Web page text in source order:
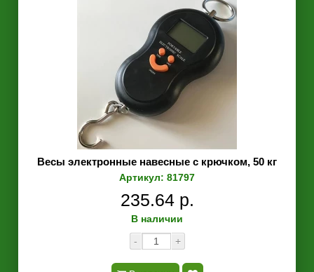
Весы электронные навесные с крючком, 50 кг
Артикул: 81797
235.64 р.
В наличии
-
+